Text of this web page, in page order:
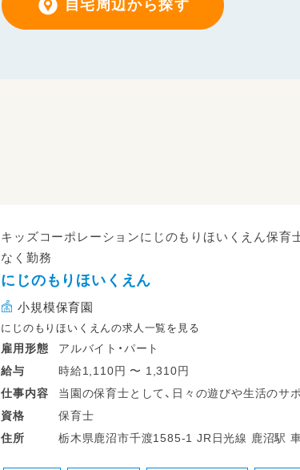
自宅周辺から探す
キッズコーポレーションにじのもりほいくえん保育士
なく勤務
にじのもりほいくえん
小規模保育園
にじのもりほいくえんの求人一覧を見る
雇用形態
アルバイト・パート
給与
時給1,110円 〜 1,310円
仕事内容
当園の保育士として、日々の遊びや生活のサポ
やトイレの援助、行事準備、保護者対応など
もたち一人ひとりにしっかり向き合える時間
資格
保育士
住所
栃木県鹿沼市千渡1585-1 JR